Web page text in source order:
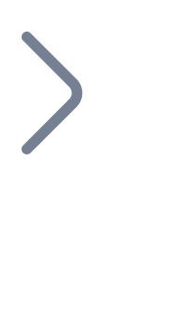
negocio y permite que